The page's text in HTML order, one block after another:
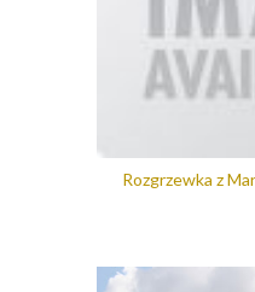
Rozgrzewka z